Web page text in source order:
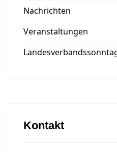
Nachrichten
Veranstaltungen
Kontakt